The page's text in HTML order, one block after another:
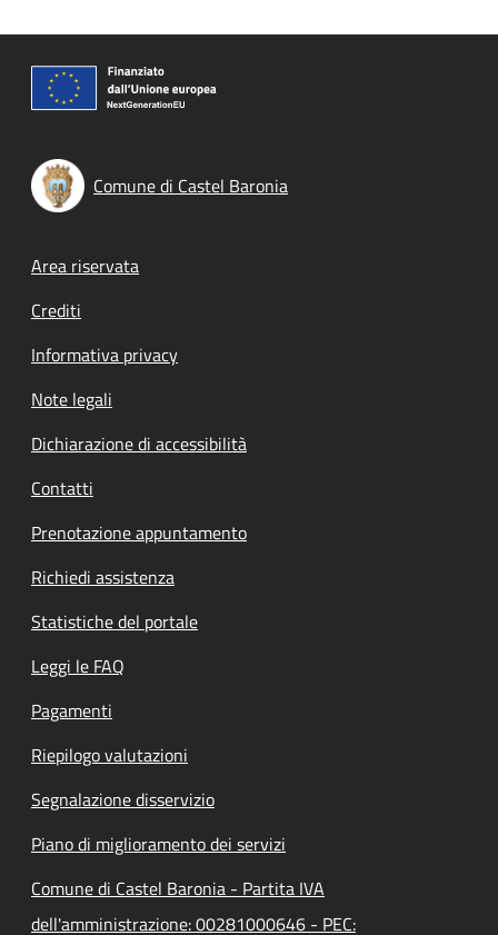
Comune di Castel Baronia
Footer menu
Area riservata
Crediti
Informativa privacy
Note legali
Dichiarazione di accessibilità
Contatti
Prenotazione appuntamento
Richiedi assistenza
Statistiche del portale
Leggi le FAQ
Pagamenti
Riepilogo valutazioni
Segnalazione disservizio
Piano di miglioramento dei servizi
Comune di Castel Baronia - Partita IVA
dell'amministrazione: 00281000646 - PEC: